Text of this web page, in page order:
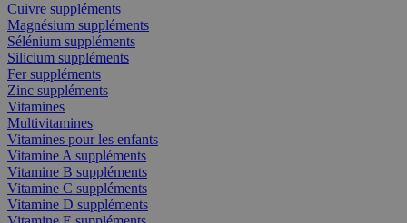
Cuivre suppléments
Magnésium suppléments
Sélénium suppléments
Silicium suppléments
Fer suppléments
Zinc suppléments
Vitamines
Multivitamines
Vitamines pour les enfants
Vitamine A suppléments
Vitamine B suppléments
Vitamine C suppléments
Vitamine D suppléments